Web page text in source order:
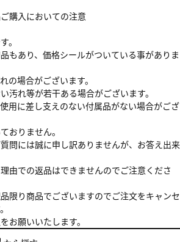
購入においての注意
。
もあり、価格シールがついている事がありま
の場合がございます。
汚れ等が若干ある場合がございます。
用に差し支えのない付属品がない場合がござ
おりません。
問には誠に申し訳ありませんが、お答え出来
由での返品はできませんのでご注意くださ
限り商品でございますのでご注文をキャンセ
お願いいたします。